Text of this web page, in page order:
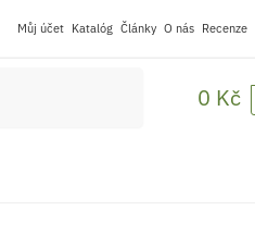
Můj účet Katalóg Články O nás Recenze
0 Kč